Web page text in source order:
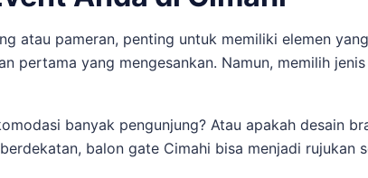
atau pameran, penting untuk memiliki elemen
pertama yang mengesankan. Namun, memilih
banyak pengunjung? Atau apakah desain
balon gate Cimahi bisa menjadi rujukan